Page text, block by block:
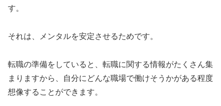
す。
それは、メンタルを安定させるためです。
転職の準備をしていると、転職に関する情報がたくさん集
まりますから、自分にどんな職場で働けそうかがある程度
想像することができます。